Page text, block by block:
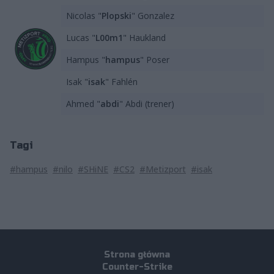
Nicolas "Plopski" Gonzalez
Lucas "⁠L00m1⁠" Haukland
Hampus "hampus" Poser
Isak "isak" Fahlén
Ahmed "abdi" Abdi (trener)
Tagi
#hampus #nilo #SHiNE #CS2 #Metizport #isak
Strona główna
Counter-Strike